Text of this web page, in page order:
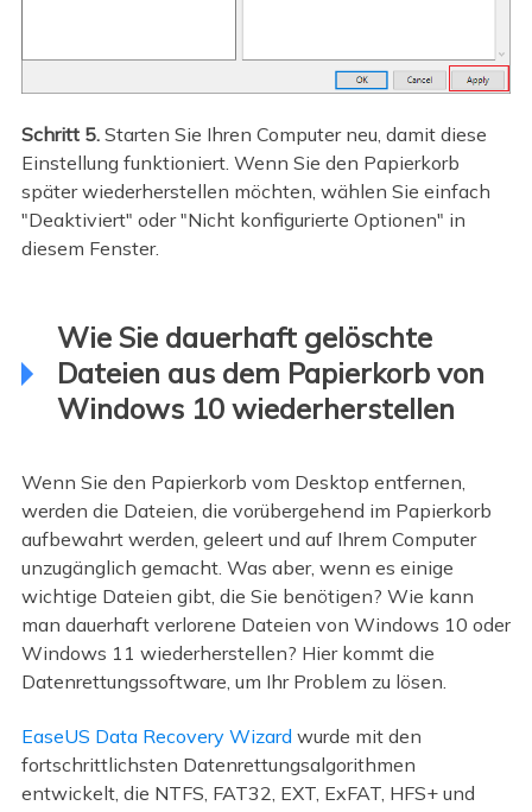
Schritt 5. Starten Sie Ihren Computer neu, damit diese
Einstellung funktioniert. Wenn Sie den Papierkorb
später wiederherstellen möchten, wählen Sie einfach
"Deaktiviert" oder "Nicht konfigurierte Optionen" in
diesem Fenster.
Wie Sie dauerhaft gelöschte
Dateien aus dem Papierkorb von
Windows 10 wiederherstellen
Wenn Sie den Papierkorb vom Desktop entfernen,
werden die Dateien, die vorübergehend im Papierkorb
aufbewahrt werden, geleert und auf Ihrem Computer
unzugänglich gemacht. Was aber, wenn es einige
wichtige Dateien gibt, die Sie benötigen? Wie kann
man dauerhaft verlorene Dateien von Windows 10 oder
Windows 11 wiederherstellen? Hier kommt die
Datenrettungssoftware, um Ihr Problem zu lösen.
EaseUS Data Recovery Wizard wurde mit den
fortschrittlichsten Datenrettungsalgorithmen
entwickelt, die NTFS, FAT32, EXT, ExFAT, HFS+ und